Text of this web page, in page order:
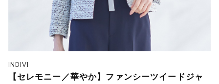
INDIVI
【セレモニー／華やか】ファンシーツイードジャ